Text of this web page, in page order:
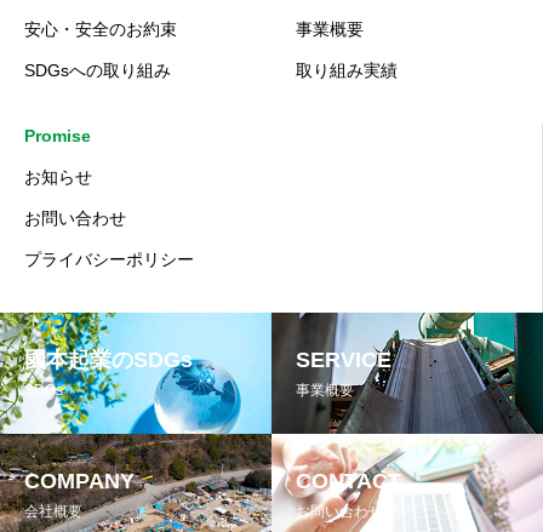
安心・安全のお約束
SDGsへの取り組み
事業概要
取り組み実績
Promise
お知らせ
お問い合わせ
プライバシーポリシー
國本起業のSDGs
SDGs
SERVICE
事業概要
COMPANY
会社概要
CONTACT
お問い合わせ